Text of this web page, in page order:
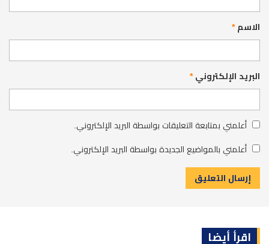
الاسم*
البريد الإلكتروني*
أعلمني بمتابعة التعليقات بواسطة البريد الإلكتروني.
أعلمني بالمواضيع الجديدة بواسطة البريد الإلكتروني.
اقرأ أيضا